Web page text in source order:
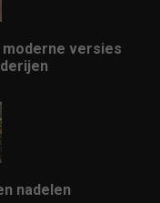
moderne versies
nadelen